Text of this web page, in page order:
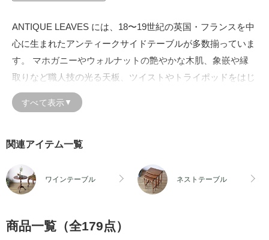
ANTIQUE LEAVES には、18〜19世紀の英国・フランスを中
心に生まれたアンティークサイドテーブルが多数揃っていま
す。 マホガニーやウォルナットの艶やかな木肌、象嵌や縁
取りなど職人技の光る天板、ツイストやトライポッドをはじ
めとした多彩な脚部デザイン―― 小さな家具の中に凝縮さ
れた美しさと機能性を持つ一台一台を、各ショップが選び抜
ソファ横のサイドテーブルとして、寝室のベッドサイドに、
玄関の花台に、窓辺のディスプレイ台に。 サイドテーブル
は「必要な場所へ気軽に移動できる」実用性の高さが魅力
品は各ショップが状態やサイズを確認したうえで販売してお
り、安定感やコンディションの感じ方は個体ごとに異なりま
すべて表示 ▼
関連アイテム一覧
アンティークワインテーブル
ワインテーブル
アンティークネストテーブル
ネストテーブル
商品一覧（全179点）